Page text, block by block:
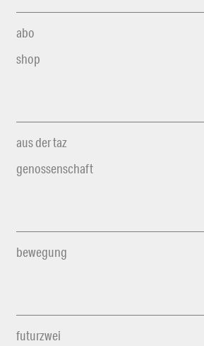
abo
shop
aus der taz
genossenschaft
bewegung
futurzwei